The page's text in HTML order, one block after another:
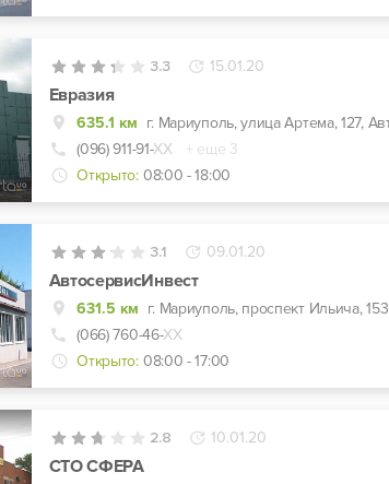
3.3 15.01.20
Евразия
635.1 км
(096) 911-91-ХХ
+ еще 3
Открыто: 08:00 - 18:00
3.1 09.01.20
АвтосервисИнвест
631.5 км г. Мариуполь, проспект Ильича, 153
(066) 760-46-ХХ
Открыто: 08:00 - 17:00
2.8 10.01.20
СТО СФЕРА